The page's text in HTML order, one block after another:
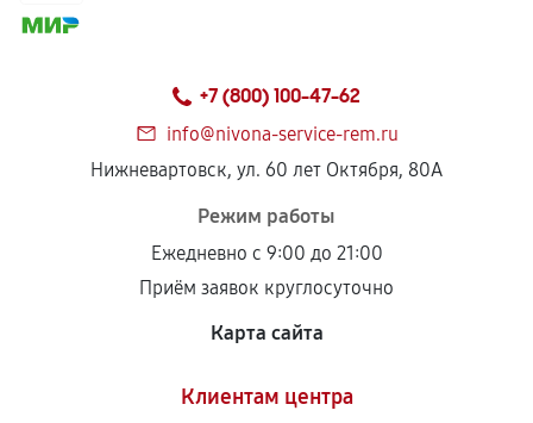
+7 (800) 100-47-62
info@nivona-service-rem.ru
Нижневартовск, ул. 60 лет Октября, 80А
Режим работы
Ежедневно с 9:00 до 21:00
Приём заявок круглосуточно
Карта сайта
Клиентам центра